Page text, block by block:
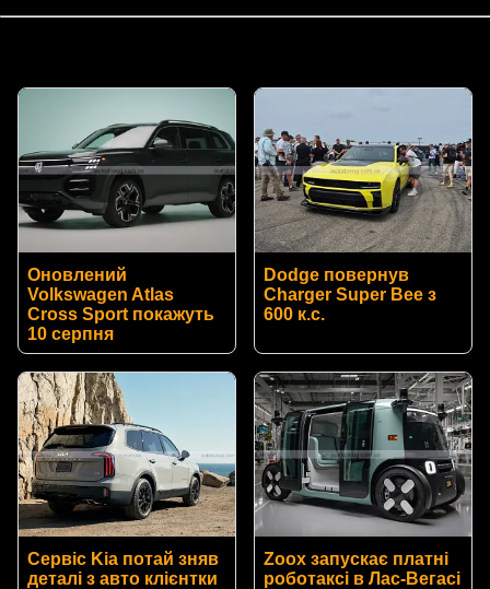
Оновлений
Volkswagen Atlas
Cross Sport покажуть
10 серпня
Dodge повернув
Charger Super Bee з
600 к.с.
Сервіс Kia потай зняв
деталі з авто клієнтки
Zoox запускає платні
роботаксі в Лас-Вегасі